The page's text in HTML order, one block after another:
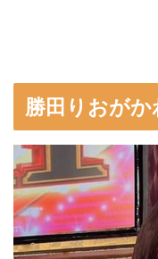
勝田りおがか